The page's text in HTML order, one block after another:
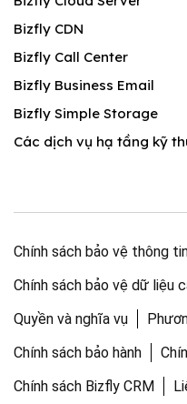
Bizfly CDN
Bizfly Call Center
Bizfly Business Email
Bizfly Simple Storage
Các dịch vụ hạ tầng kỹ
Chính sách bảo vệ thông
Chính sách bảo vệ dữ liệu
Quyền và nghĩa vụ
Chính sách bảo hành
Chính sách Bizfly CRM